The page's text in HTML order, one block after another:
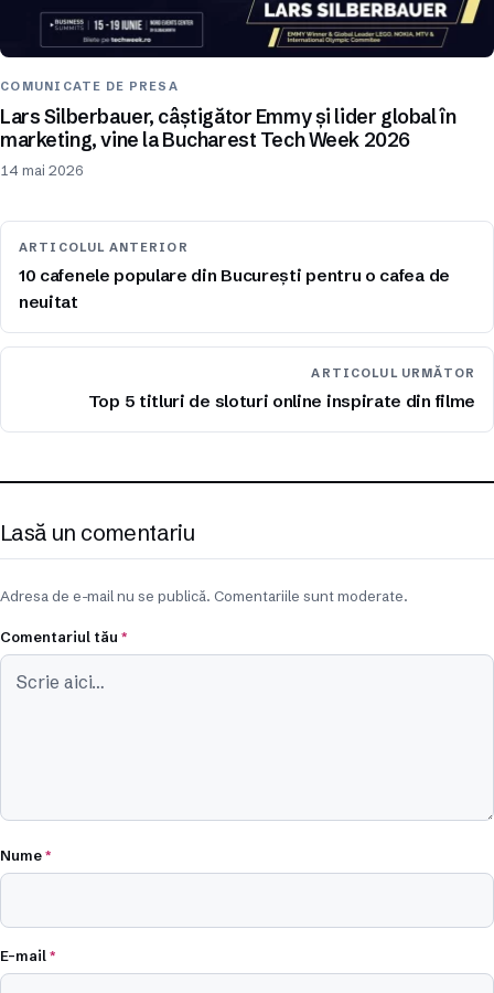
COMUNICATE DE PRESA
Lars Silberbauer, câștigător Emmy și lider global în
marketing, vine la Bucharest Tech Week 2026
14 mai 2026
ARTICOLUL ANTERIOR
10 cafenele populare din București pentru o cafea de
neuitat
ARTICOLUL URMĂTOR
Top 5 titluri de sloturi online inspirate din filme
Lasă un comentariu
Adresa de e-mail nu se publică. Comentariile sunt moderate.
Comentariul tău *
Nume*
E-mail*